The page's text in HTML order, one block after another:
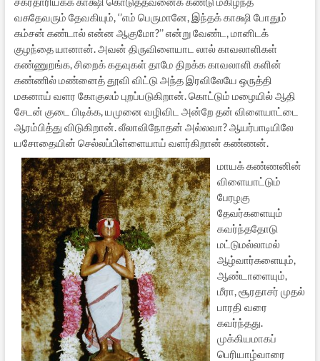
வசுதேவரும் தேவகியும், ‘’எம் பெருமானே, இந்தக் காக்ஷி போதும்
கம்சன் கண்டால் என்ன ஆகுமோ?’’ என்று வேண்ட, மானிடக்
குழந்தை யானான். அவன் திருவிளையாட லால் காவலாளிகள்
கண்ணுறங்க, சிறைக் கதவுகள் தாமே திறக்க காவலாளி களின்
கண்ணில் மண்னைத் தூவி விட்டு அந்த இரவிலேயே ஒருத்தி
மகனாய் வளர கோகுலம் புறப்படுகிறான். கொட்டும் மழையில் ஆதி
சேடன் குடை பிடிக்க, யமுனை வழிவிட அன்றே தன் விளையாட்டை
ஆரம்பித்து விடுகிறான். லீலாவிநோதன் அல்லவா? ஆயர்பாடியிலே
யசோதையின் செல்லப்பிள்ளையாய் வளர்கிறான் கண்ணன்.
மாயக் கண்ணனின்
விளையாட்டும்
பேரழகு
தேவர்களையும்
கவர்ந்ததோடு
மட்டுமல்லாமல்
ஆழ்வார்களையும்,
ஆண்டாளையும்,
மீரா, சூரதாசர் முதல்
பாரதி வரை
கவர்ந்தது.
முக்கியமாகப்
பெரியாழ்வாரை